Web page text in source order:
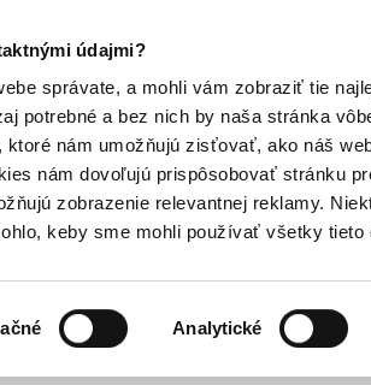
údajmi?
správate, a mohli vám zobraziť tie
potrebné a bez nich by naša stránka
nám umožňujú zisťovať, ako náš
nám dovoľujú prispôsobovať stránku
zobrazenie relevantnej reklamy.
keby sme mohli používať všetky tieto
Analytické